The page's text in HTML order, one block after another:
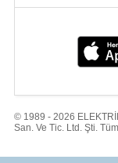
© 1989 - 2026
San. Ve Tic. Ltd. Şti.